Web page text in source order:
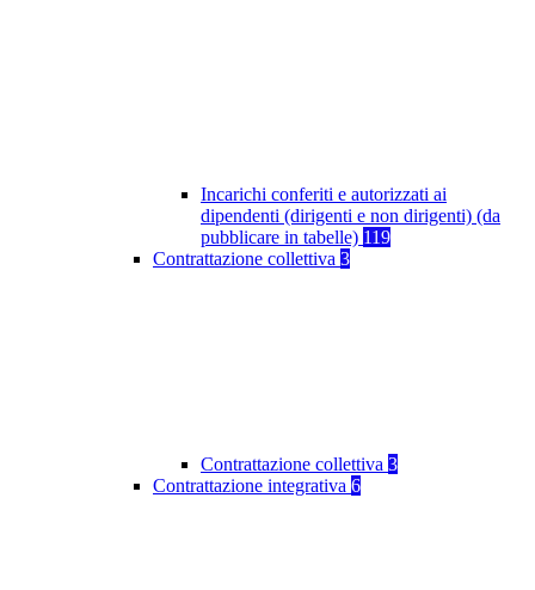
Incarichi conferiti e autorizzati ai
dipendenti (dirigenti e non dirigenti) (da
pubblicare in tabelle) 119
Contrattazione collettiva 3
Contrattazione collettiva 3
Contrattazione integrativa 6